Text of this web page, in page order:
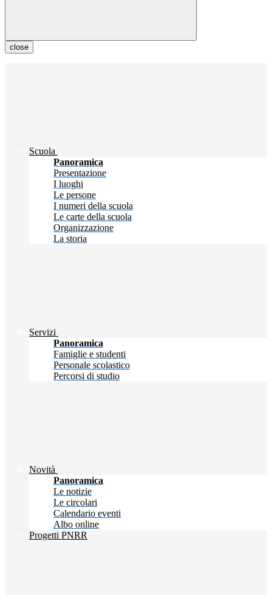
close
Scuola
Panoramica
Presentazione
I luoghi
Le persone
I numeri della scuola
Le carte della scuola
Organizzazione
La storia
Servizi
Panoramica
Famiglie e studenti
Personale scolastico
Percorsi di studio
Novità
Panoramica
Le notizie
Le circolari
Calendario eventi
Albo online
Progetti PNRR